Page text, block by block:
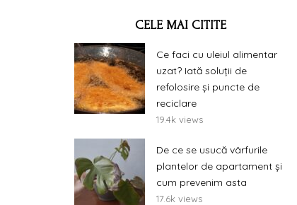
CELE MAI CITITE
Ce faci cu uleiul alimentar
uzat? Iată soluții de
refolosire și puncte de
reciclare
19.4k views
De ce se usucă vârfurile
plantelor de apartament și
cum prevenim asta
17.6k views